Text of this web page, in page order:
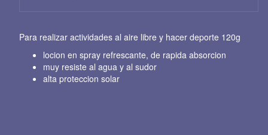
Para realizar actividades al aire libre y hacer deporte 120g
locion en spray refrescante, de rapida absorcion
muy resiste al agua y al sudor
alta proteccion solar